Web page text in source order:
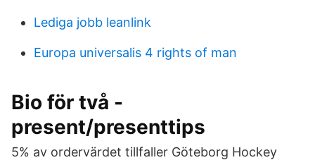
Lediga jobb leanlink
Europa universalis 4 rights of man
Bio för två -
present/presenttips
5% av ordervärdet tillfaller Göteborg Hockey